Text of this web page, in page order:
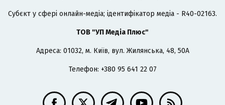
Cубєкт у сфері онлайн-медіа; ідентифікатор медіа - R40-02163.
ТОВ "УП Медіа Плюс"
Адреса: 01032, м. Київ, вул. Жилянська, 48, 50А
Телефон: +380 95 641 22 07